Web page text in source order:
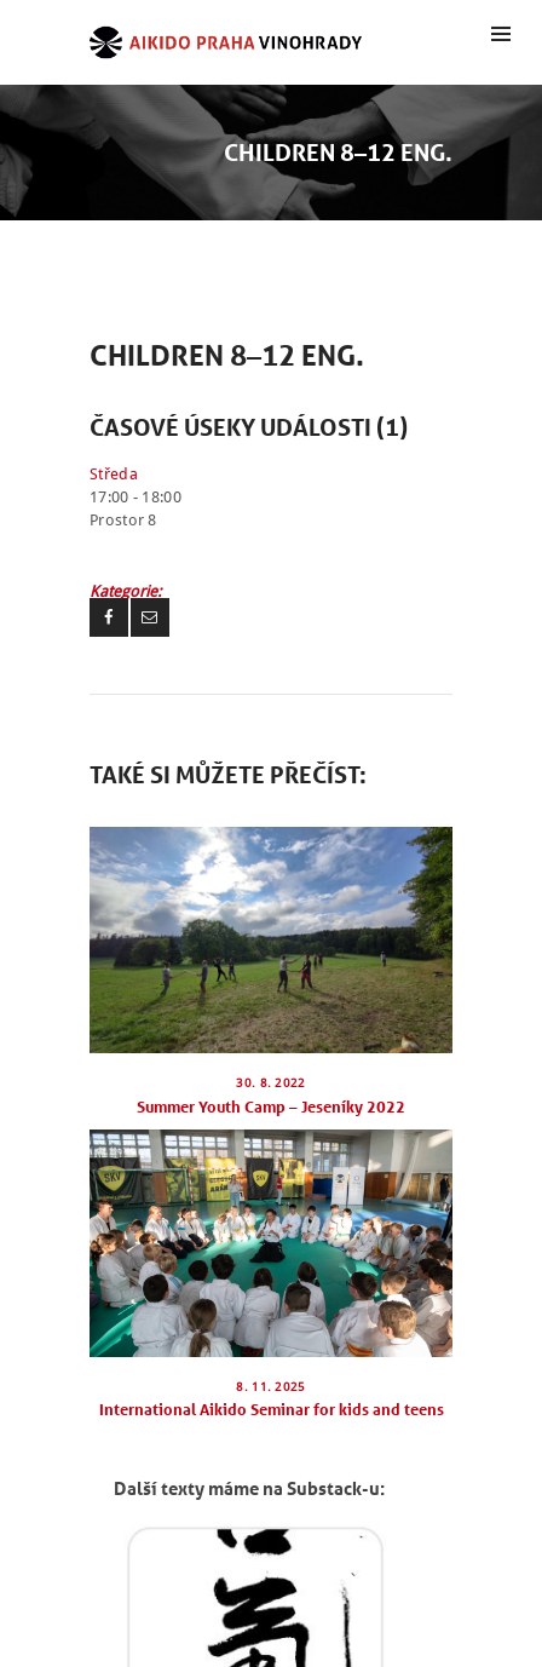
CHILDREN 8–12 ENG.
CHILDREN 8–12 ENG.
ČASOVÉ ÚSEKY UDÁLOSTI (1)
Středa
17:00 - 18:00
Prostor 8
Kategorie:
TAKÉ SI MŮŽETE PŘEČÍST:
30. 8. 2022
Summer Youth Camp – Jeseníky 2022
8. 11. 2025
International Aikido Seminar for kids and teens
Další texty máme na Substack-u: